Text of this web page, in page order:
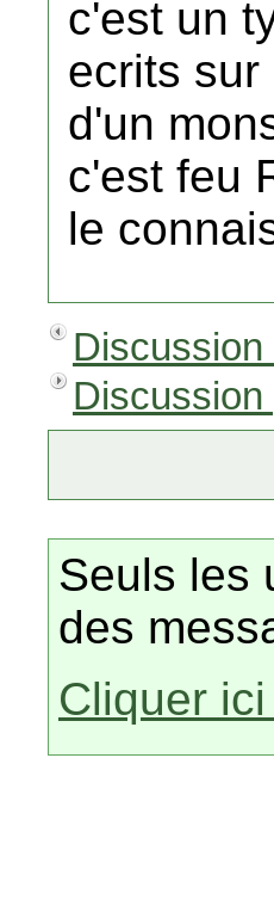
c'est un
ecrits
d'un
c'est feu
le
Seuls les
des
Cliquer